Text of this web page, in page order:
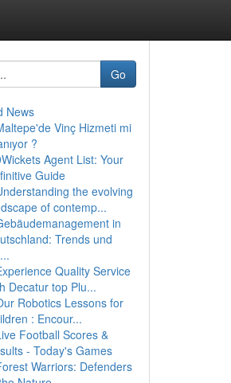
Go
News
Vinç Hizmeti mi
?
Agent List: Your
Guide
the evolving
of contemp...
in
Trends und
Quality Service
Decatur top Plu...
Robotics Lessons for
: Encour...
Football Scores &
- Today's Games
Warriors: Defenders